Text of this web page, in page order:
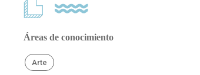
Áreas de conocimiento
Arte